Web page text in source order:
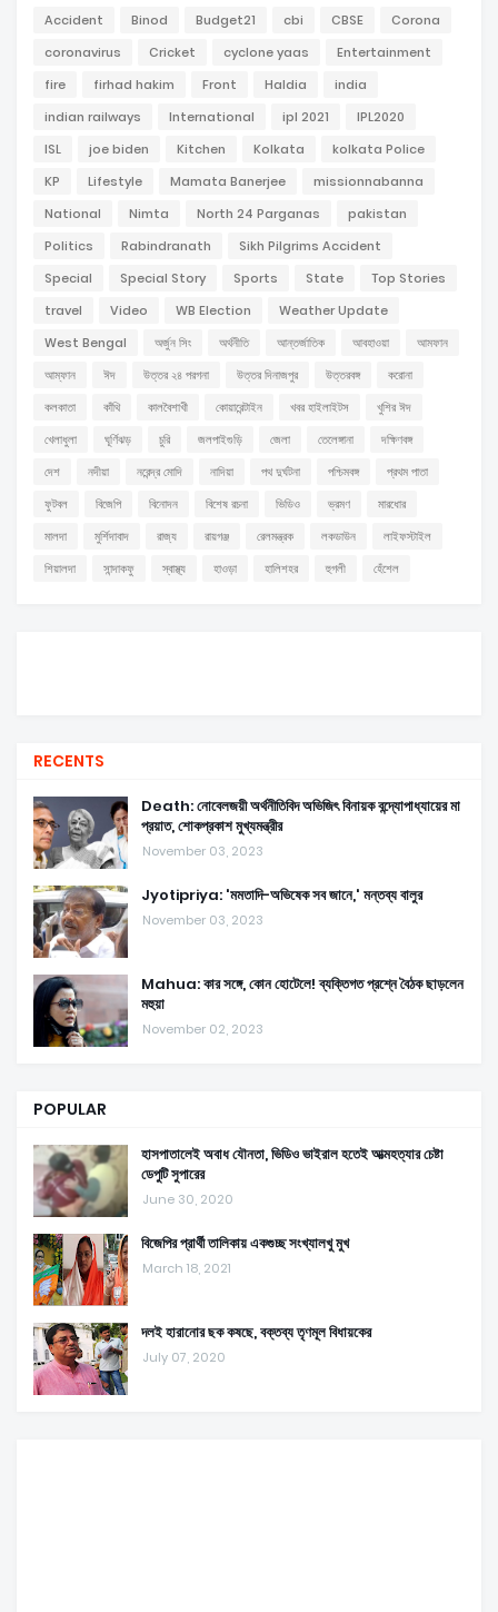
Accident Binod Budget21 cbi CBSE
Corona
coronavirus
Cricket cyclone yaas
Entertainment
fire
firhad hakim Front Haldia
india
indian railways
International ipl 2021
IPL2020
ISL
joe biden Kitchen Kolkata
kolkata Police
KP
Lifestyle Mamata Banerjee
missionnabanna
National
Nimta North 24 Parganas
pakistan
Politics
Rabindranath
Sikh Pilgrims Accident
Special
Special Story Sports State
Top Stories
travel
Video WB Election
Weather Update
West Bengal
অর্জুন সিং অর্থনীতি আন্তর্জাতিক আবহাওয়া
আমফান
আম্ফান
ঈদ উত্তর ২৪ পরগনা উত্তর দিনাজপুর উত্তরবঙ্গ
করোনা
কলকাতা
কাঁথি কালবৈশাখী কোয়ারেন্টাইন খবর হাইলাইটস
খুশির ঈদ
খেলাধুলা
ঘূর্ণিঝড় চুরি জলপাইগুড়ি জেলা তেলেঙ্গানা
দক্ষিণবঙ্গ
দেশ
নদীয়া নরেন্দ্র মোদি নাদিয়া পথ দুর্ঘটনা পশ্চিমবঙ্গ
প্রথম পাতা
ফুটবল
বিজেপি বিনোদন বিশেষ রচনা ভিডিও ভ্রমণ
মারধোর
মালদা
মুর্শিদাবাদ রাজ্য রায়গঞ্জ রেলমন্ত্রক লকডাউন
লাইফস্টাইল
শিয়ালদা
সান্দাকফু স্বাস্থ্য হাওড়া হালিশহর হুগলী হেঁশেল
RECENTS
Death: নোবেলজয়ী অর্থনীতিবিদ অভিজিৎ বিনায়ক বন্দ্যোপাধ্যায়ের মা
প্রয়াত, শোকপ্রকাশ মুখ্যমন্ত্রীর
November 03, 2023
Jyotipriya: 'মমতাদি-অভিষেক সব জানে,' মন্তব্য বালুর
November 03, 2023
Mahua: কার সঙ্গে, কোন হোটেলে! ব্যক্তিগত প্রশ্নে বৈঠক ছাড়লেন
মহুয়া
November 02, 2023
POPULAR
হাসপাতালেই অবাধ যৌনতা, ভিডিও ভাইরাল হতেই আত্মহত্যার চেষ্টা
ডেপুটি সুপারের
June 30, 2020
বিজেপির প্রার্থী তালিকায় একগুচ্ছ সংখ্যালখু মুখ
March 18, 2021
দলই হারানোর ছক কষছে, বক্তব্য তৃণমূল বিধায়কের
July 07, 2020